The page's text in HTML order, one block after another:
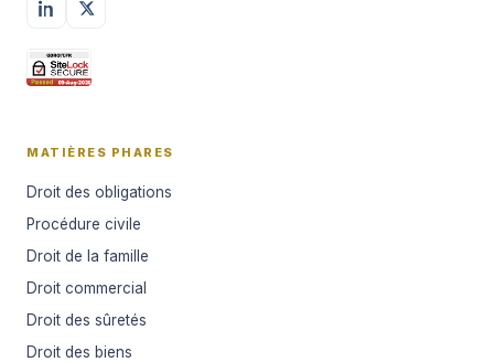
MATIÈRES PHARES
Droit des obligations
Procédure civile
Droit de la famille
Droit commercial
Droit des sûretés
Droit des biens